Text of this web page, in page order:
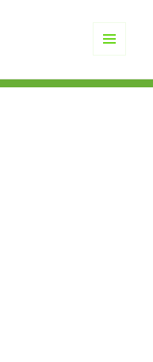
WIDGETS